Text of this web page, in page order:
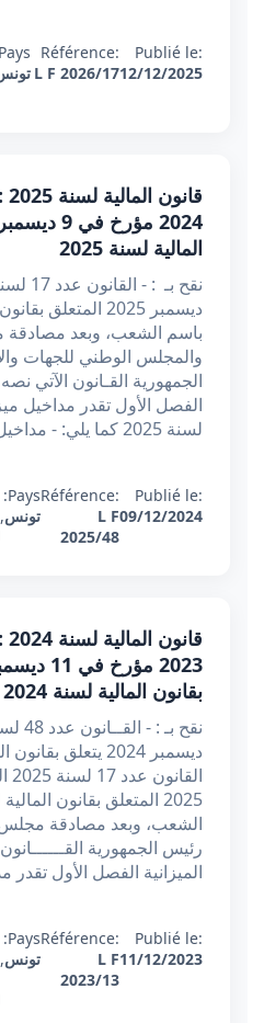
Publié le:
12/12/2025
Référence:
L F 2026/17
Pays:
المالية لسنة 2025
باسم الشعب، وبعد
والمجلس الوطني للجهات
الجمهورية القـانون الآتي
الفصل الأول تقدر مداخيل
لسنة 2025 كما يلي: - مداخيل
Publié le:
09/12/2024
Référence:
L F
2025/48
Pays:
تونس,
بقانون المالية لسنة 2024
الشعب، وبعد مصادقة
رئيس الجمهورية
الميزانية الفصل الأول تقدر
Publié le:
11/12/2023
Référence:
L F
2023/13
Pays:
تونس,